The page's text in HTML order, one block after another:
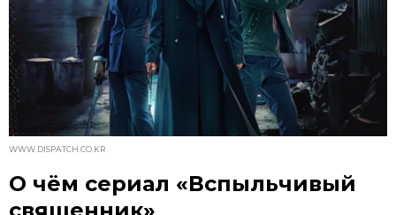
WWW.DISPATCH.CO.KR
О чём сериал «Вспыльчивый